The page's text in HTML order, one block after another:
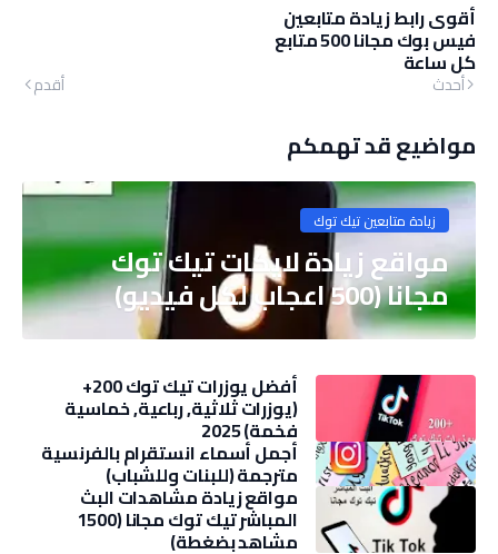
أقوى رابط زيادة متابعين
فيس بوك مجانا 500 متابع
كل ساعة
أحدث أقدم
مواضيع قد تهمكم
زيادة متابعين تيك توك
مواقع زيادة لايكات تيك توك
مجانا (500 اعجاب لكل فيديو)
أفضل يوزرات تيك توك 200+
(يوزرات ثلاثية, رباعية, خماسية
فخمة) 2025
أجمل أسماء انستقرام بالفرنسية
مترجمة (للبنات وللشباب)
مواقع زيادة مشاهدات البث
المباشر تيك توك مجانا (1500
مشاهد بضغطة)